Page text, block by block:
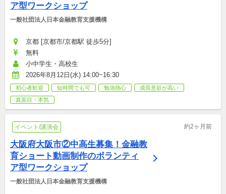
ア型ワークショップ
一般社団法人日本金融教育支援機構
京都 [京都市/京都駅 徒歩5分]
無料
小中学生・高校生
2026年8月12日(水) 14:00~16:30
初心者歓迎 短時間でも可 勉強熱心
成長意欲が高い
真面目・本気
イベント/講演会 約2ヶ月前
大阪府大阪市②中高生募集！金融教
育ショート動画制作のボランティ
ア型ワークショップ
一般社団法人日本金融教育支援機構